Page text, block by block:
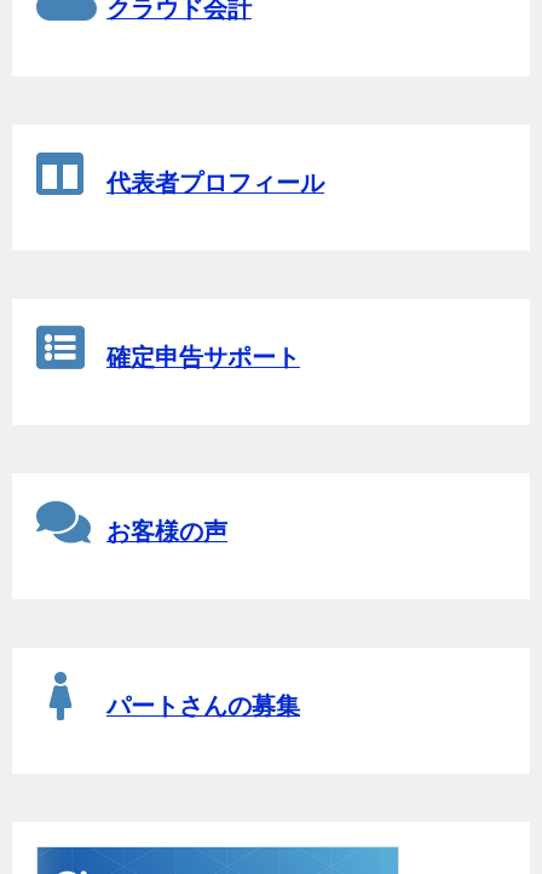
クラウド会計
代表者プロフィール
確定申告サポート
お客様の声
パートさんの募集